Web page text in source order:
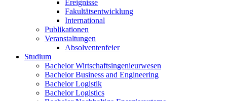
Ereignisse
Fakultätsentwicklung
International
Publikationen
Veranstaltungen
Absolventenfeier
Studium
Bachelor Wirtschaftsingenieurwesen
Bachelor Business and Engineering
Bachelor Logistik
Bachelor Logistics